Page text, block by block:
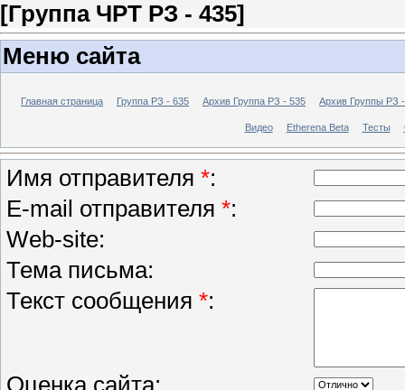
[Группа ЧРТ РЗ - 435]
Меню сайта
Главная страница Группа РЗ - 635 Архив Группа РЗ - 535 Архив Группы РЗ
Видео Etherena Beta Тесты
Имя отправителя *:
E-mail отправителя *:
Web-site:
Тема письма:
Текст сообщения *:
Оценка сайта: